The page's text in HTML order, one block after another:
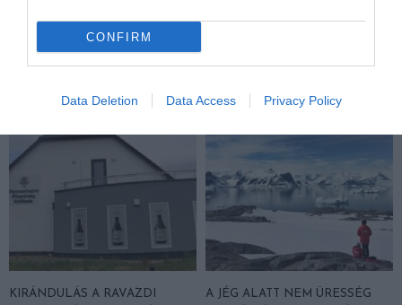
CONFIRM
Data Deletion Data Access Privacy Policy
GYÓGYNÖVÉNYKERTBE ÉS
ILLATMÚZEUMBA
2026-08-04
PINCÉSZETÉBE
KIRÁNDULÁS A RAVAZDI
A JÉG ALATT NEM ÜRESSÉG